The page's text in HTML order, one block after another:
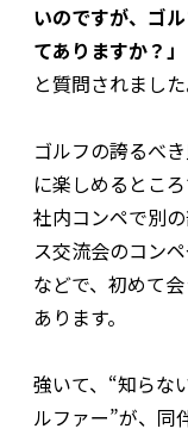
いのですが、ゴ
てありますか？」
と質問されました
ゴルフの誇るべ
に楽しめるところ
社内コンペで別
ス交流会のコン
などで、初めて
あります。
強いて、“知らな
ルファー”が、同